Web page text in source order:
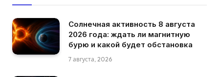
Солнечная активность 8 августа
2026 года: ждать ли магнитную
бурю и какой будет обстановка
7 августа, 2026